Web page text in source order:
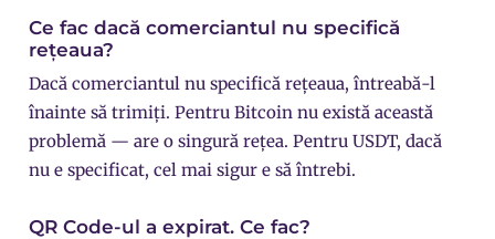
Ce fac dacă comerciantul nu specifică
rețeaua?
Dacă comerciantul nu specifică rețeaua, întreabă-l
înainte să trimiți. Pentru Bitcoin nu există această
problemă — are o singură rețea. Pentru USDT, dacă
nu e specificat, cel mai sigur e să întrebi.
QR Code-ul a expirat. Ce fac?